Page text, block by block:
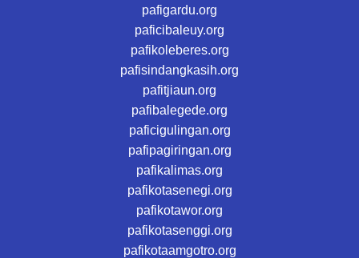
pafigardu.org
paficibaleuy.org
pafikoleberes.org
pafisindangkasih.org
pafitjiaun.org
pafibalegede.org
paficigulingan.org
pafipagiringan.org
pafikalimas.org
pafikotasenegi.org
pafikotawor.org
pafikotasenggi.org
pafikotaamgotro.org